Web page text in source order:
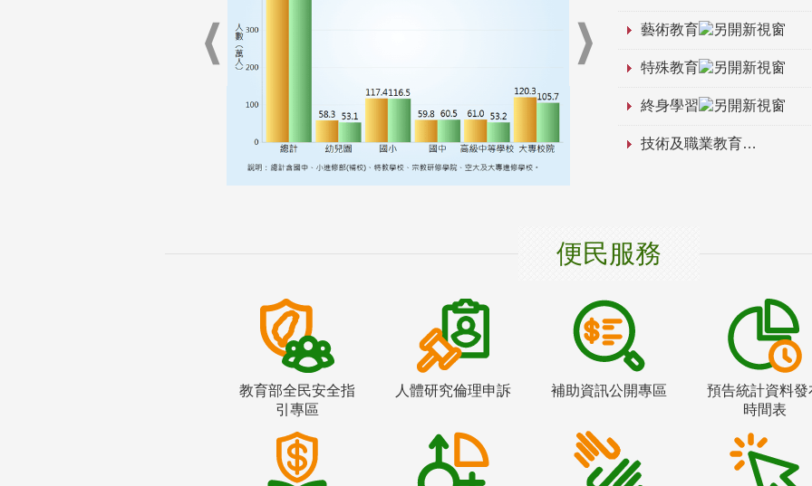
藝術教育
特殊教育
終身學習
技術及職業教育
便民服務
教育部全民安全指
引專區
人體研究倫理申訴 補助資訊公開專區
預告統計資料發
時間表